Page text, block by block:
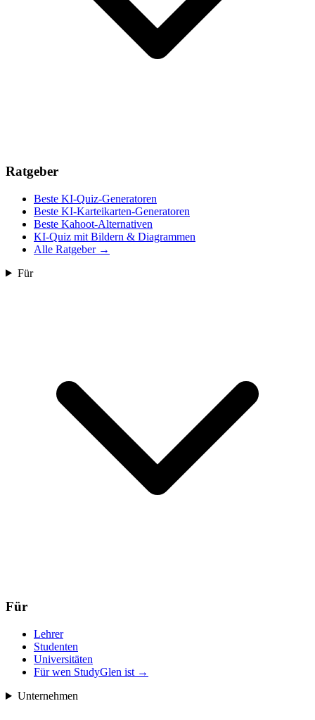
Ratgeber
Beste KI-Quiz-Generatoren
Beste KI-Karteikarten-Generatoren
Beste Kahoot-Alternativen
KI-Quiz mit Bildern & Diagrammen
Alle Ratgeber→
Für
Für
Lehrer
Studenten
Universitäten
Für wen StudyGlen ist →
Unternehmen